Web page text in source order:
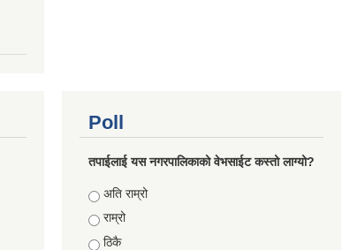
Poll
तपाईलाई यस नगरपालिकाको वेभसाईट कस्तो लाग्यो?
Choices
अति राम्रो
राम्रो
ठिकै